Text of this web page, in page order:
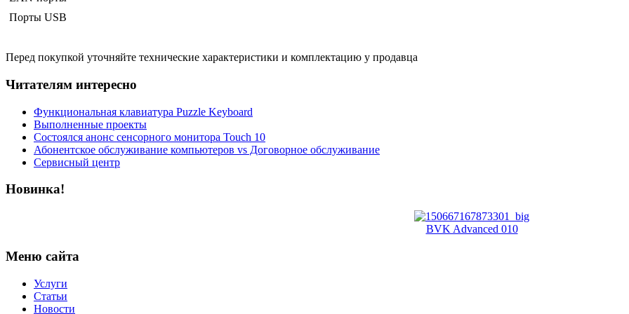
Порты USB
Перед покупкой уточняйте технические характеристики и комплектацию у продавца
Читателям интересно
Функциональная клавиатура Puzzle Keyboard
Выполненные проекты
Состоялся анонс сенсорного монитора Touch 10
Абонентское обслуживание компьютеров vs Договорное обслуживание
Сервисный центр
Новинка!
BVK Advanced 010
Меню сайта
Услуги
Статьи
Новости